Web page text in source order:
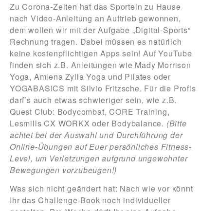
Zu Corona-Zeiten hat das Sporteln zu Hause
nach Video-Anleitung an Auftrieb gewonnen,
dem wollen wir mit der Aufgabe „Digital-Sports“
Rechnung tragen. Dabei müssen es natürlich
keine kostenpflichtigen Apps sein! Auf YouTube
finden sich z.B. Anleitungen wie Mady Morrison
Yoga, Amiena Zylla Yoga und Pilates oder
YOGABASICS mit Silvio Fritzsche. Für die Profis
darf’s auch etwas schwieriger sein, wie z.B.
Quest Club: Bodycombat, CORE Training,
Lesmills CX WORKX oder Bodybalance. (Bitte
achtet bei der Auswahl und Durchführung der
Online-Übungen auf Euer persönliches Fitness-
Level, um Verletzungen aufgrund ungewohnter
Bewegungen vorzubeugen!)
Was sich nicht geändert hat: Nach wie vor könnt
Ihr das Challenge-Book noch individueller